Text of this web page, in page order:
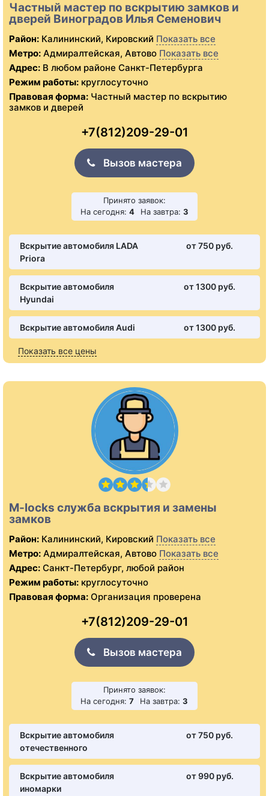
Частный мастер по вскрытию замков и
дверей Виноградов Илья Семенович
Район: Калининский, Кировский Показать все
Метро: Адмиралтейская, Автово Показать все
Адрес: В любом районе Санкт-Петербурга
Режим работы: круглосуточно
Правовая форма: Частный мастер по вскрытию
замков и дверей
+7(812)209-29-01
Вызов мастера
Принято заявок:
На сегодня: 4 На завтра: 3
Вскрытие автомобиля LADA
Priora
от 750 pуб.
Вскрытие автомобиля
Hyundai
от 1300 pуб.
Вскрытие автомобиля Audi от 1300 pуб.
Показать все цены
M-locks служба вскрытия и замены
замков
Район: Калининский, Кировский Показать все
Метро: Адмиралтейская, Автово Показать все
Адрес: Санкт-Петербург, любой район
Режим работы: круглосуточно
Правовая форма: Организация проверена
+7(812)209-29-01
Вызов мастера
Принято заявок:
На сегодня: 7 На завтра: 3
Вскрытие автомобиля
отечественного
от 750 pуб.
Вскрытие автомобиля
иномарки
от 990 pуб.